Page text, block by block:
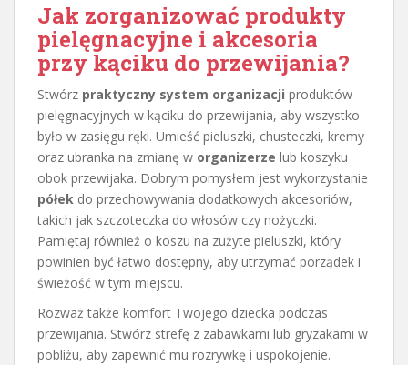
Jak zorganizować produkty
pielęgnacyjne i akcesoria
przy kąciku do przewijania?
Stwórz praktyczny system organizacji produktów
pielęgnacyjnych w kąciku do przewijania, aby wszystko
było w zasięgu ręki. Umieść pieluszki, chusteczki, kremy
oraz ubranka na zmianę w organizerze lub koszyku
obok przewijaka. Dobrym pomysłem jest wykorzystanie
półek do przechowywania dodatkowych akcesoriów,
takich jak szczoteczka do włosów czy nożyczki.
Pamiętaj również o koszu na zużyte pieluszki, który
powinien być łatwo dostępny, aby utrzymać porządek i
świeżość w tym miejscu.
Rozważ także komfort Twojego dziecka podczas
przewijania. Stwórz strefę z zabawkami lub gryzakami w
pobliżu, aby zapewnić mu rozrywkę i uspokojenie.